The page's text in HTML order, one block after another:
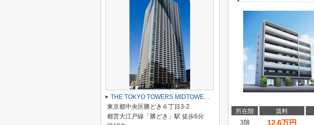
所在階 賃料
3階
12.6万円
THE TOKYO TOWERS MIDTOWER（ザ・東京タワーズ ミッドタワー）
東京都中央区勝どき６丁目3-2
都営大江戸線「勝どき」駅 徒歩6分